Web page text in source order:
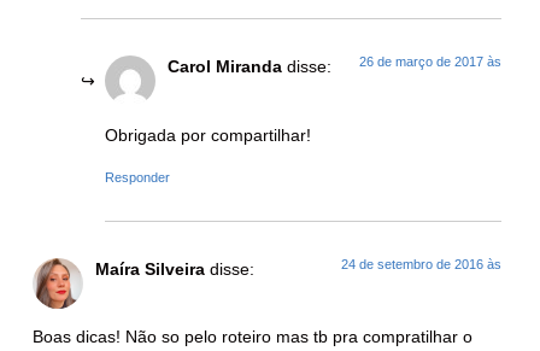
Carol Miranda disse: 26 de março de 2017 às
Obrigada por compartilhar!
Responder
Maíra Silveira disse: 24 de setembro de 2016 às
Boas dicas! Não so pelo roteiro mas tb pra compratilhar o